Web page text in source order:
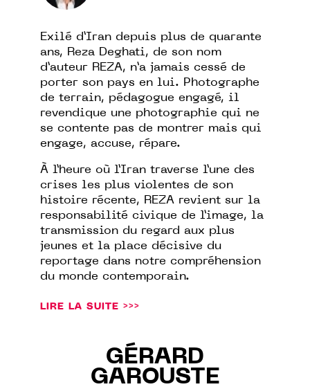
Exilé d’Iran depuis plus de quarante
ans, Reza Deghati, de son nom
d’auteur REZA, n’a jamais cessé de
porter son pays en lui. Photographe
de terrain, pédagogue engagé, il
revendique une photographie qui ne
se contente pas de montrer mais qui
engage, accuse, répare.
À l’heure où l’Iran traverse l’une des
crises les plus violentes de son
histoire récente, REZA revient sur la
responsabilité civique de l’image, la
transmission du regard aux plus
jeunes et la place décisive du
reportage dans notre compréhension
du monde contemporain.
LIRE LA SUITE >>>
GÉRARD
GAROUSTE